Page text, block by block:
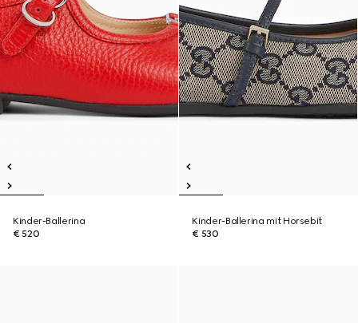
Kinder-Ballerina
€ 520
Kinder-Ballerina mit Horsebit
€ 530